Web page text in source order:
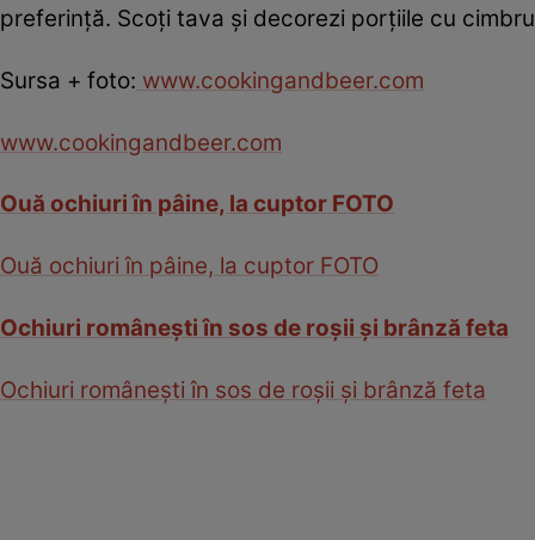
preferinţă. Scoţi tava şi decorezi porţiile cu
Sursa + foto: www.cookingandbeer.com
www.cookingandbeer.com
Ouă ochiuri în pâine, la cuptor FOTO
Ouă ochiuri în pâine, la cuptor FOTO
Ochiuri româneşti în sos de roşii şi brânză feta
Ochiuri româneşti în sos de roşii şi brânză feta